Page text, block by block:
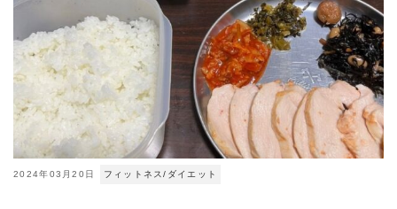
2024年03月20日 フィットネス/ダイエット